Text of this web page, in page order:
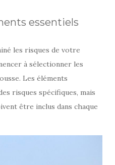
essentiels
les risques de votre
à sélectionner les
Les éléments
risques spécifiques, mais
être inclus dans chaque